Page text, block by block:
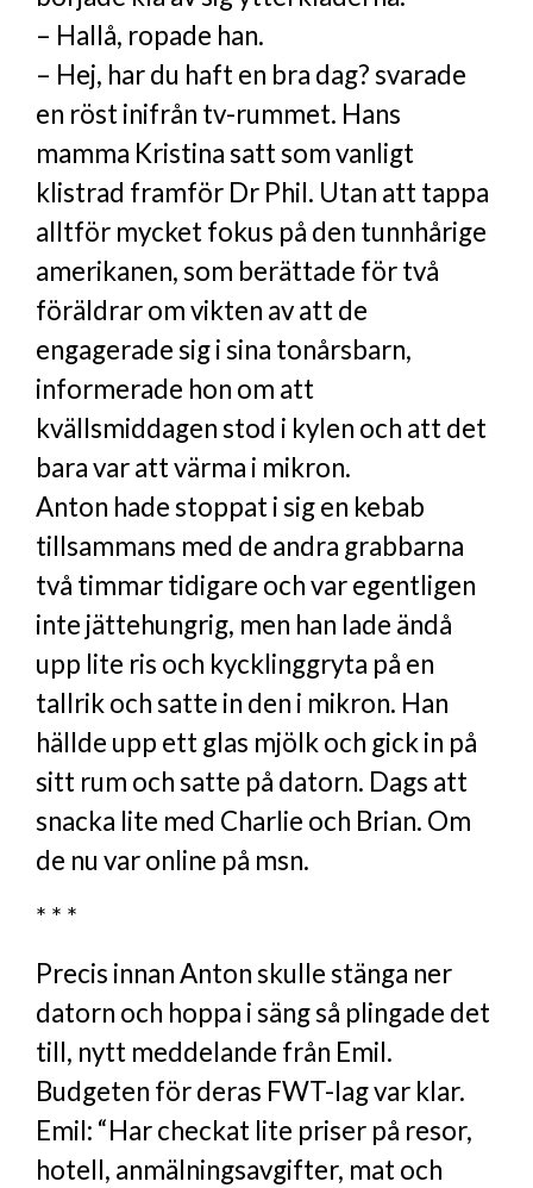
– Hallå, ropade han.
– Hej, har du haft en bra dag? svarade
en röst inifrån tv-rummet. Hans
mamma Kristina satt som vanligt
klistrad framför Dr Phil. Utan att tappa
alltför mycket fokus på den tunnhårige
amerikanen, som berättade för två
föräldrar om vikten av att de
engagerade sig i sina tonårsbarn,
informerade hon om att
kvällsmiddagen stod i kylen och att det
bara var att värma i mikron.
Anton hade stoppat i sig en kebab
tillsammans med de andra grabbarna
två timmar tidigare och var egentligen
inte jättehungrig, men han lade ändå
upp lite ris och kycklinggryta på en
tallrik och satte in den i mikron. Han
hällde upp ett glas mjölk och gick in på
sitt rum och satte på datorn. Dags att
snacka lite med Charlie och Brian. Om
de nu var online på msn.
* * *
Precis innan Anton skulle stänga ner
datorn och hoppa i säng så plingade det
till, nytt meddelande från Emil.
Budgeten för deras FWT-lag var klar.
Emil: “Har checkat lite priser på resor,
hotell, anmälningsavgifter, mat och